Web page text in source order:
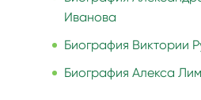
Иванова
Биография Виктории
Биография Алекса